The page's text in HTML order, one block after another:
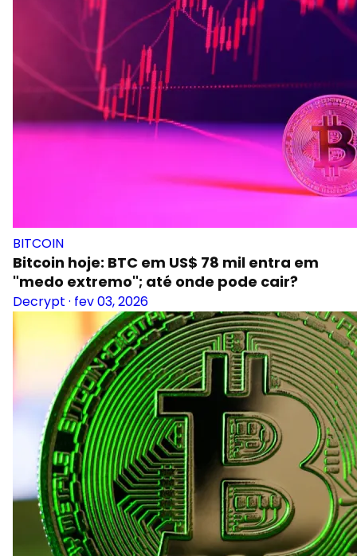
BITCOIN
Bitcoin hoje: BTC em US$ 78 mil entra em
"medo extremo"; até onde pode cair?
Decrypt · fev 03, 2026